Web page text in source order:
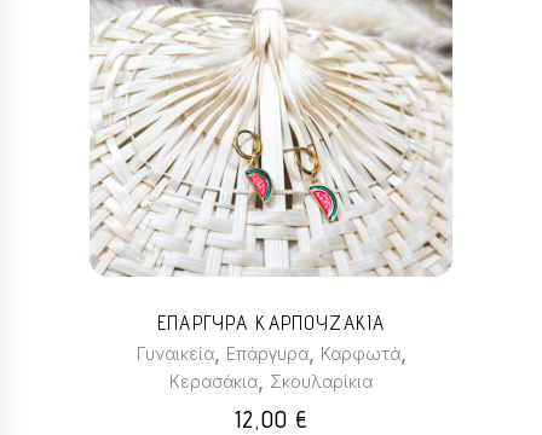
ΕΠΑΡΓΥΡΑ ΚΑΡΠΟΥΖΑΚΙΑ
Γυναικεία, Επάργυρα, Καρφωτά,
Κερασάκια, Σκουλαρίκια
12,00 €